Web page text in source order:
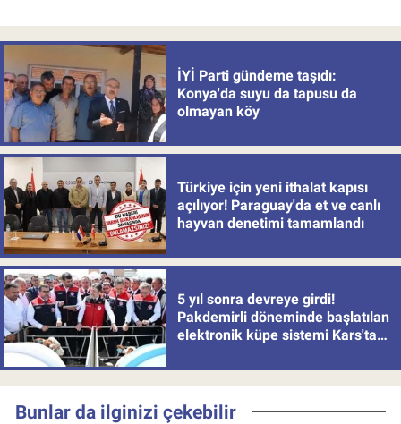
İYİ Parti gündeme taşıdı:
Konya'da suyu da tapusu da
olmayan köy
Türkiye için yeni ithalat kapısı
açılıyor! Paraguay'da et ve canlı
hayvan denetimi tamamlandı
5 yıl sonra devreye girdi!
Pakdemirli döneminde başlatılan
elektronik küpe sistemi Kars'tan
Bunlar da ilginizi çekebilir